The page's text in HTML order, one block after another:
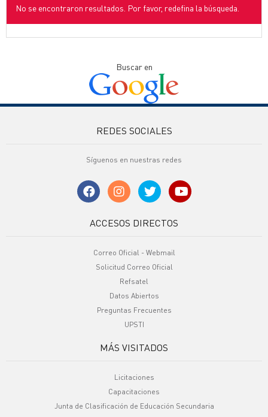
No se encontraron resultados. Por favor, redefina la búsqueda.
Buscar en
REDES SOCIALES
Síguenos en nuestras redes
ACCESOS DIRECTOS
Correo Oficial - Webmail
Solicitud Correo Oficial
Refsatel
Datos Abiertos
Preguntas Frecuentes
UPSTI
MÁS VISITADOS
Licitaciones
Capacitaciones
Junta de Clasificación de Educación Secundaria